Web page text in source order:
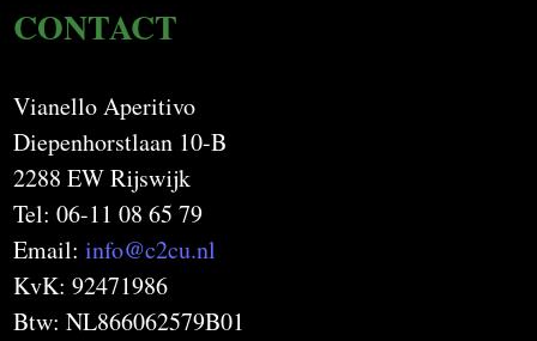
CONTACT
Vianello Aperitivo
Diepenhorstlaan 10-B
2288 EW Rijswijk
Tel: 06-11 08 65 79
Email:info@c2cu.nl
KvK: 92471986
Btw: NL866062579B01